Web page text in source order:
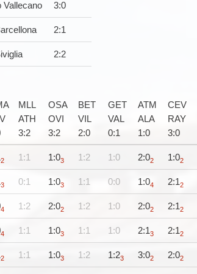
Vallecano 3:0
2:1
2:2
MLL
ATH
3:2
OSA
OVI
3:2
BET
VIL
2:0
GET
VAL
0:1
ATM
ALA
1:0
CEV
RAY
3:0
2 1:1 1:03 1:2 1:0 2:02 1:02
3 0:1 1:03 1:1 0:0 1:04 2:12
4 1:2 2:02 1:2 1:0 2:02 2:12
4 1:1 1:03 1:1 1:0 2:13 2:12
2 1:1 1:03 1:2 1:23 3:02 2:02